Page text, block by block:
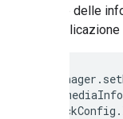
gestore delle
dall'applicazione
playerManager .
playbackConfig .